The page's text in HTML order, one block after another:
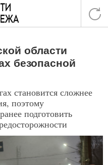
области
безопасной
становится сложнее
поэтому
подготовить